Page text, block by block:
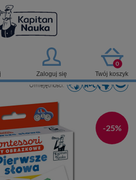
Zaloguj się
0
Twój koszyk
Umiejętności:
-25%